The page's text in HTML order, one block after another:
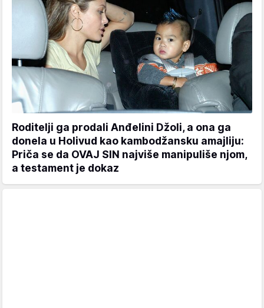
Roditelji ga prodali Anđelini Džoli, a ona ga
donela u Holivud kao kambodžansku amajliju:
Priča se da OVAJ SIN najviše manipuliše njom,
a testament je dokaz